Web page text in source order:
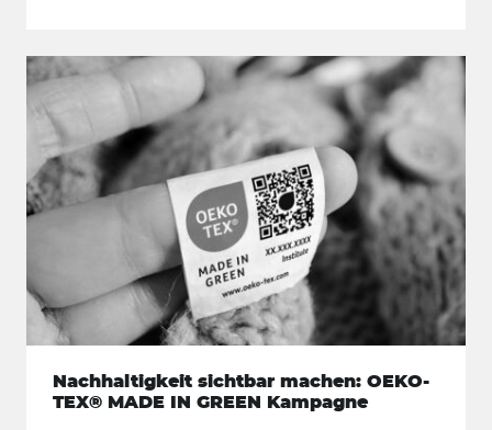
Nachhaltigkeit sichtbar machen: OEKO-
TEX® MADE IN GREEN Kampagne